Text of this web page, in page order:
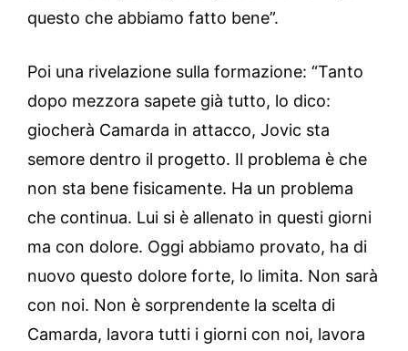
questo che abbiamo fatto bene”.
Poi una rivelazione sulla formazione: “Tanto
dopo mezzora sapete già tutto, lo dico:
giocherà Camarda in attacco, Jovic sta
semore dentro il progetto. Il problema è che
non sta bene fisicamente. Ha un problema
che continua. Lui si è allenato in questi giorni
ma con dolore. Oggi abbiamo provato, ha di
nuovo questo dolore forte, lo limita. Non sarà
con noi. Non è sorprendente la scelta di
Camarda, lavora tutti i giorni con noi, lavora